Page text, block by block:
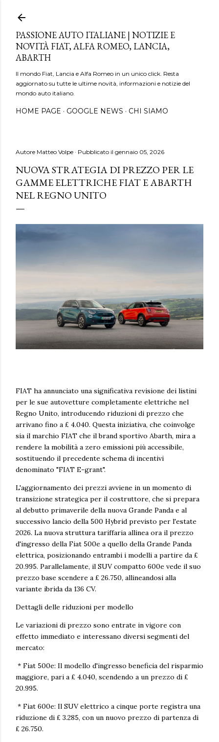
PASSIONE AUTO ITALIANE | NOTIZIE E
NOVITÀ FIAT, ALFA ROMEO, LANCIA,
ABARTH
Il mondo Fiat, Lancia e Alfa Romeo in un unico click. Resta
aggiornato su tutte le ultime novità, informazioni e notizie del
mondo auto italiano.
HOME PAGE GOOGLE NEWS CHI SIAMO
Autore Matteo Volpe Pubblicato il gennaio 05, 2026
NUOVA STRATEGIA DI PREZZO PER LE
GAMME ELETTRICHE FIAT E ABARTH
NEL REGNO UNITO
FIAT ha annunciato una significativa revisione dei listini
per le sue autovetture completamente elettriche nel
Regno Unito, introducendo riduzioni di prezzo che
arrivano fino a £ 4.040. Questa iniziativa, che coinvolge
sia il marchio FIAT che il brand sportivo Abarth, mira a
rendere la mobilità a zero emissioni più accessibile,
sostituendo il precedente schema di incentivi
denominato "FIAT E-grant".
L'aggiornamento dei prezzi avviene in un momento di
transizione strategica per il costruttore, che si prepara
al debutto primaverile della nuova Grande Panda e al
successivo lancio della 500 Hybrid previsto per l'estate
2026. La nuova struttura tariffaria allinea ora il prezzo
d'ingresso della Fiat 500e a quello della Grande Panda
elettrica, posizionando entrambi i modelli a partire da £
20.995. Parallelamente, il SUV compatto 600e vede il suo
prezzo base scendere a £ 26.750, allineandosi alla
variante ibrida da 136 CV.
Dettagli delle riduzioni per modello
Le variazioni di prezzo sono entrate in vigore con
effetto immediato e interessano diversi segmenti del
mercato:
* Fiat 500e: Il modello d'ingresso beneficia del risparmio
maggiore, pari a £ 4.040, scendendo a un prezzo di £
20.995.
* Fiat 600e: Il SUV elettrico a cinque porte registra una
riduzione di £ 3.285, con un nuovo prezzo di partenza di
£ 26.750.